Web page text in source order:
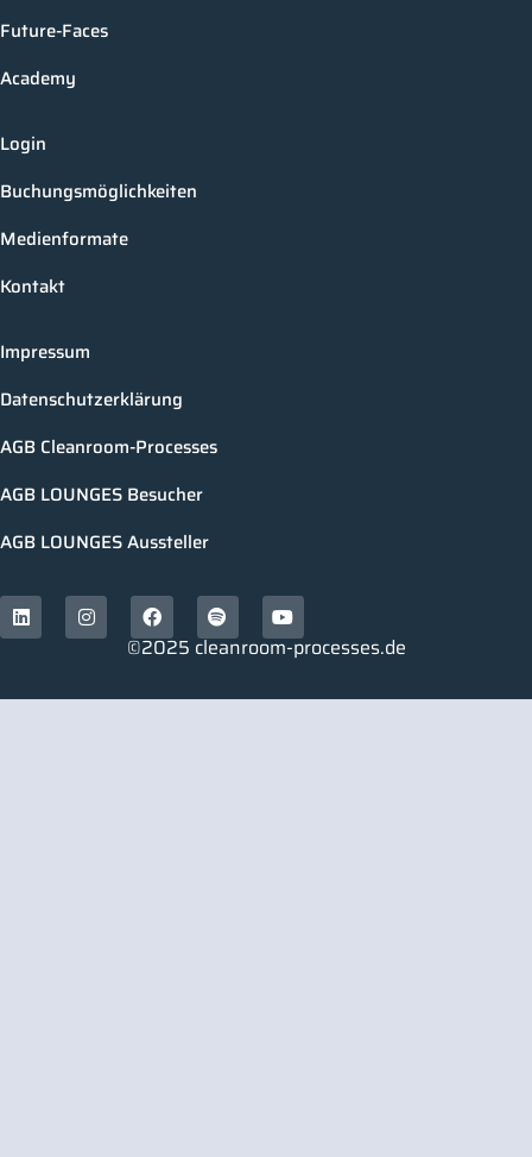
Future-Faces
Academy
Login
Buchungsmöglichkeiten
Medienformate
Kontakt
Impressum
Datenschutzerklärung
AGB Cleanroom-Processes
AGB LOUNGES Besucher
AGB LOUNGES Aussteller
©2025 cleanroom-processes.de